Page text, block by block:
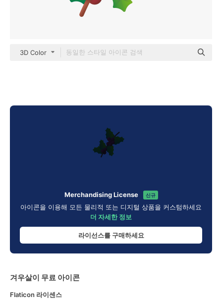
3D Color
Merchandising License 신규
아이콘을 이용해 모든 물리적 또는 디지털 상품을 커스텀하세요
더 자세한 정보
라이선스를 구매하세요
겨우살이 무료 아이콘
Flaticon 라이센스